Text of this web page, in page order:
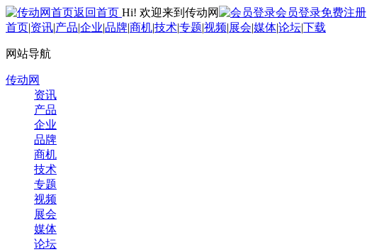
返回首页 Hi! 欢迎来到传动网 会员登录免费注册
首页|资讯|产品|企业|品牌|商机|技术|专题|视频|展会|媒体|论坛|下载
网站导航
传动网
资讯
产品
企业
品牌
商机
技术
专题
视频
展会
媒体
论坛